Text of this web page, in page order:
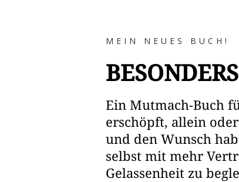
MEIN NEUES BUCH!
Ein Mutmach-Buch
erschöpft, allein
und den Wunsch
selbst mit mehr
Gelassenheit zu